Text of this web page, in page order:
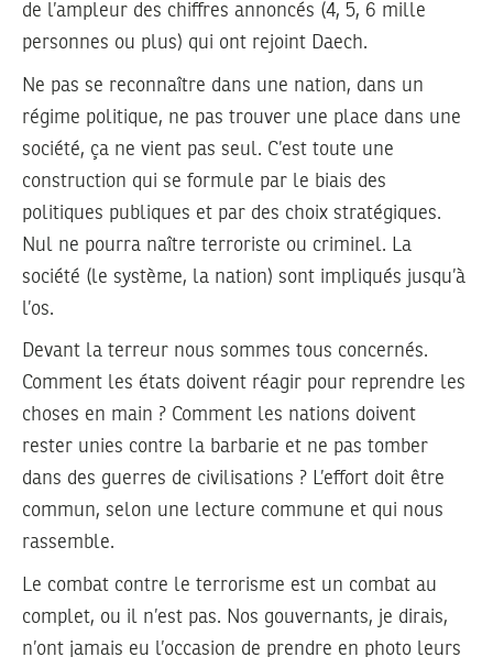
de l’ampleur des chiffres annoncés (4, 5, 6 mille
personnes ou plus) qui ont rejoint Daech.
Ne pas se reconnaître dans une nation, dans un
régime politique, ne pas trouver une place dans une
société, ça ne vient pas seul. C’est toute une
construction qui se formule par le biais des
politiques publiques et par des choix stratégiques.
Nul ne pourra naître terroriste ou criminel. La
société (le système, la nation) sont impliqués jusqu’à
l’os.
Devant la terreur nous sommes tous concernés.
Comment les états doivent réagir pour reprendre les
choses en main ? Comment les nations doivent
rester unies contre la barbarie et ne pas tomber
dans des guerres de civilisations ? L’effort doit être
commun, selon une lecture commune et qui nous
rassemble.
Le combat contre le terrorisme est un combat au
complet, ou il n’est pas. Nos gouvernants, je dirais,
n’ont jamais eu l’occasion de prendre en photo leurs